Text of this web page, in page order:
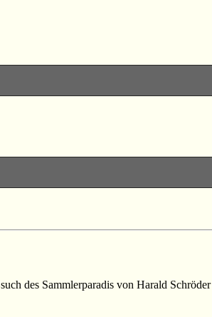
des Sammlerparadis von Harald Schröder